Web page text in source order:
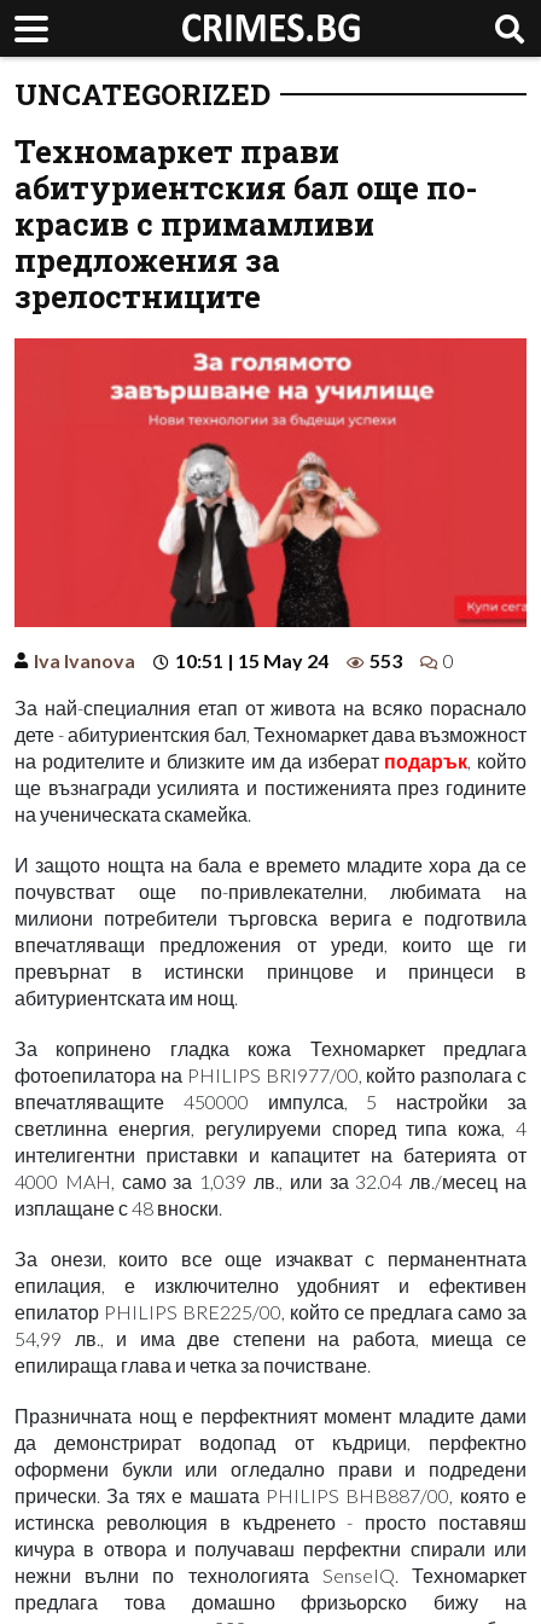
UNCATEGORIZED
Техномаркет прави
абитуриентския бал още по-
красив с примамливи
предложения за
зрелостниците
Iva Ivanova 10:51 | 15 May 24 553 0
За най-специалния етап от живота на всяко пораснало
дете - абитуриентския бал, Техномаркет дава възможност
на родителите и близките им да изберат подарък , който
ще възнагради усилията и постиженията през годините
на ученическата скамейка.
И защото нощта на бала е времето младите хора да се
почувстват още по-привлекателни, любимата на
милиони потребители търговска верига е подготвила
впечатляващи предложения от уреди, които ще ги
превърнат в истински принцове и принцеси в
абитуриентската им нощ.
За копринено гладка кожа Техномаркет предлага
фотоепилатора на PHILIPS BRI977/00, който разполага с
впечатляващите 450000 импулса, 5 настройки за
светлинна енергия, регулируеми според типа кожа, 4
интелигентни приставки и капацитет на батерията от
4000 MAH, само за 1,039 лв., или за 32.04 лв./месец на
изплащане с 48 вноски.
За онези, които все още изчакват с перманентната
епилация, е изключително удобният и ефективен
епилатор PHILIPS BRE225/00, който се предлага само за
54,99 лв., и има две степени на работа, миеща се
епилираща глава и четка за почистване.
Празничната нощ е перфектният момент младите дами
да демонстрират водопад от къдрици, перфектно
оформени букли или огледално прави и подредени
прически. За тях е машата PHILIPS BHB887/00, която е
истинска революция в къдренето - просто поставяш
кичура в отвора и получаваш перфектни спирали или
нежни вълни по технологията SenseIQ. Техномаркет
предлага това домашно фризьорско бижу на